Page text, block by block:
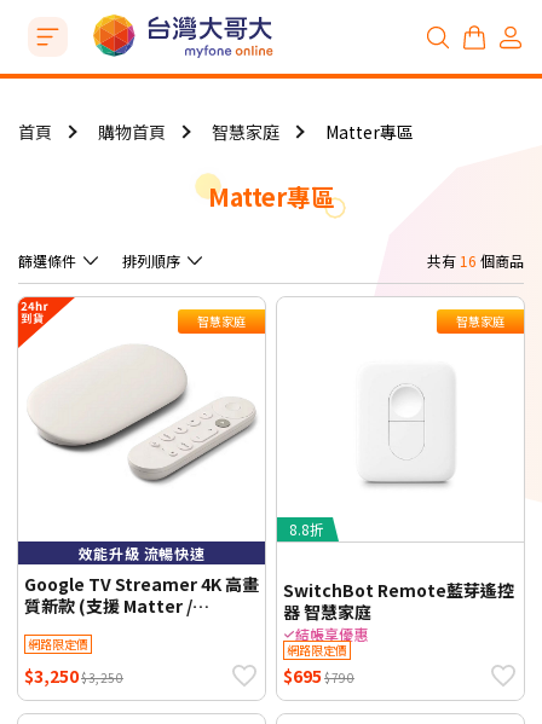
首頁 購物首頁 智慧家庭 Matter專區
Matter專區
篩選條件 排列順序 共有 16 個商品
智慧家庭
效能升級 流暢快速
Google TV Streamer 4K 高畫
質新款 (支援 Matter /
網路限定價
$3,250$3,250
8.8折
智慧家庭
SwitchBot Remote藍芽遙控
器 智慧家庭
結帳享優惠
網路限定價
$695 $790